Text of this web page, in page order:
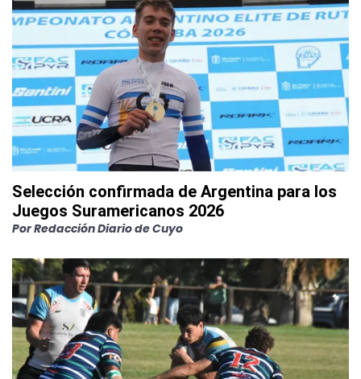
Selección confirmada de Argentina para los
Juegos Suramericanos 2026
PorRedacción Diario de Cuyo